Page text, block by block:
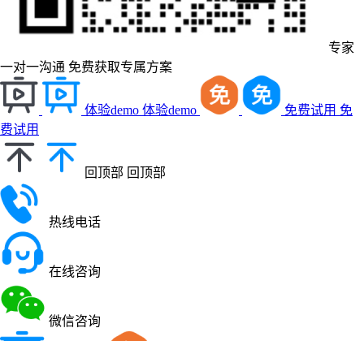
专家
一对一沟通 免费获取专属方案
体验demo 体验demo 免费试用 免
费试用
回顶部 回顶部
热线电话
在线咨询
微信咨询